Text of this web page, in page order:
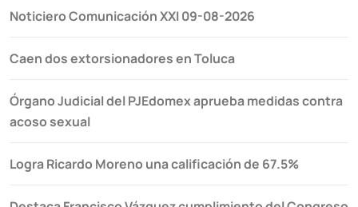
Noticiero Comunicación XXI 09-08-2026
Caen dos extorsionadores en Toluca
Órgano Judicial del PJEdomex aprueba medidas contra
acoso sexual
Logra Ricardo Moreno una calificación de 67.5%